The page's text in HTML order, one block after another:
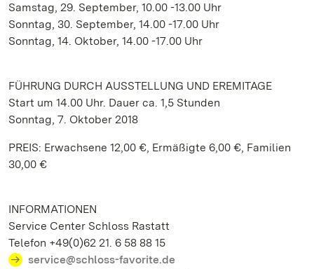
Samstag, 29. September, 10.00 -13.00 Uhr
Sonntag, 30. September, 14.00 -17.00 Uhr
Sonntag, 14. Oktober, 14.00 -17.00 Uhr
FÜHRUNG DURCH AUSSTELLUNG UND EREMITAGE
Start um 14.00 Uhr. Dauer ca. 1,5 Stunden
Sonntag, 7. Oktober 2018
PREIS: Erwachsene 12,00 €, Ermäßigte 6,00 €, Familien
30,00 €
INFORMATIONEN
Service Center Schloss Rastatt
Telefon +49(0)62 21. 6 58 88 15
service@schloss-favorite.de